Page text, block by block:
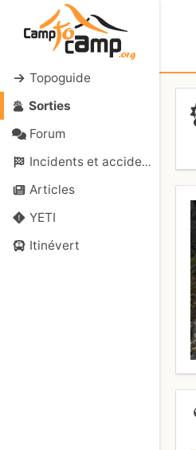
Topoguide
Sorties
Forum
Incidents et accidents
Articles
YETI
Itinévert